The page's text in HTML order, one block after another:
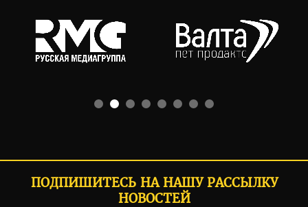
ПОДПИШИТЕСЬ НА НАШУ РАССЫЛКУ
НОВОСТЕЙ